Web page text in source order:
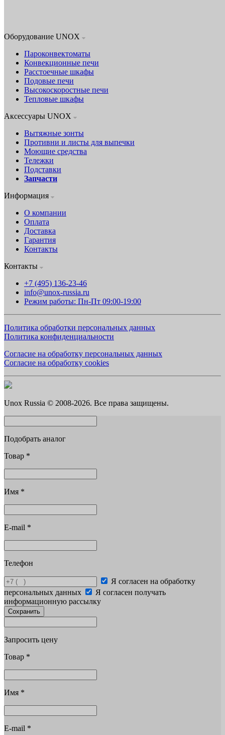
Оборудование UNOX
Пароконвектоматы
Конвекционные печи
Расстоечные шкафы
Подовые печи
Высокоскоростные печи
Тепловые шкафы
Аксессуары UNOX
Вытяжные зонты
Противни и листы для выпечки
Моющие средства
Тележки
Подставки
Запчасти
Информация
О компании
Оплата
Доставка
Гарантия
Контакты
Контакты
+7 (495) 136-23-46
info@unox-russia.ru
Режим работы: Пн-Пт 09:00-19:00
Политика обработки персональных данных
Политика конфиденциальности
Согласие на обработку персональных данных
Согласие на обработку cookies
Unox Russia © 2008-2026. Все права защищены.
Подобрать аналог
Товар *
Имя *
E-mail *
Телефон
Я согласен на обработку
персональных данных
Я согласен получать
информационную рассылку
Сохранить
Запросить цену
Товар *
Имя *
E-mail *